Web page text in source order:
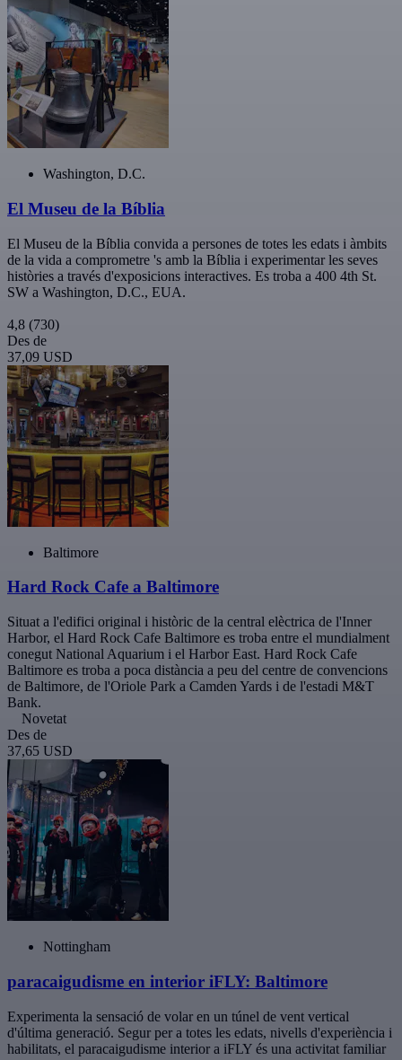
Washington, D.C.
El Museu de la Bíblia
El Museu de la Bíblia convida a persones de totes les edats i àmbits
de la vida a comprometre 's amb la Bíblia i experimentar les seves
històries a través d'exposicions interactives. Es troba a 400 4th St.
SW a Washington, D.C., EUA.
4,8 (730)
Des de
37,09 USD
Baltimore
Hard Rock Cafe a Baltimore
Situat a l'edifici original i històric de la central elèctrica de l'Inner
Harbor, el Hard Rock Cafe Baltimore es troba entre el mundialment
conegut National Aquarium i el Harbor East. Hard Rock Cafe
Baltimore es troba a poca distància a peu del centre de convencions
de Baltimore, de l'Oriole Park a Camden Yards i de l'estadi M&T
Bank.
Novetat
Des de
37,65 USD
Nottingham
paracaigudisme en interior iFLY: Baltimore
Experimenta la sensació de volar en un túnel de vent vertical
d'última generació. Segur per a totes les edats, nivells d'experiència i
habilitats, el paracaigudisme interior a iFLY és una activitat familiar